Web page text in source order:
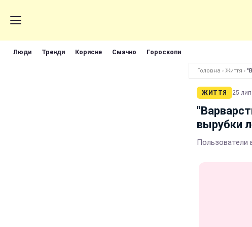
Люди Тренди Корисне Смачно Гороскопи
Головна › Життя ›
ЖИТТЯ 25
вырубки
Пользователи